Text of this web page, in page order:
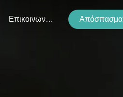
Επικοινωνήστε Μαζί Μας Απόσπασμα